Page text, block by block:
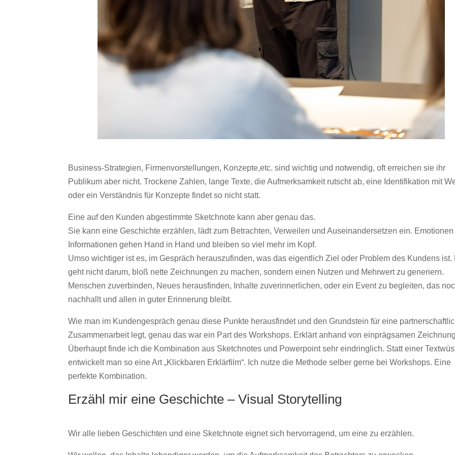
Business-Strategien, Firmenvorstellungen, Konzepte,etc. sind wichtig und notwendig, oft erreichen sie ihr
Publikum aber nicht. Trockene Zahlen, lange Texte, die Aufmerksamkeit rutscht ab, eine Identifikation mit
oder ein Verständnis für Konzepte findet so nicht statt.
Eine auf den Kunden abgestimmte Sketchnote kann aber genau das.
Sie kann eine Geschichte erzählen, lädt zum Betrachten, Verweilen und Auseinandersetzen ein. Emotionen
Informationen gehen Hand in Hand und bleiben so viel mehr im Kopf.
Umso wichtiger ist es, im Gespräch herauszufinden, was das eigentlich Ziel oder Problem des Kundens ist.
geht nicht darum, bloß nette Zeichnungen zu machen, sondern einen Nutzen und Mehrwert zu generiern.
Menschen zuverbinden, Neues herausfinden, Inhalte zuverinnerlichen, oder ein Event zu begleiten, das
nachhallt und allen in guter Erinnerung bleibt.
Wie man im Kundengespräch genau diese Punkte herausfindet und den Grundstein für eine
Zusammenarbeit legt, genau das war ein Part des Workshops. Erklärt anhand von einprägsamen
Überhaupt finde ich die Kombination aus Sketchnotes und Powerpoint sehr eindringlich. Statt einer
entwickelt man so eine Art „Klickbaren Erklärfilm“. Ich nutze die Methode selber gerne bei Workshops. Eine
perfekte Kombination.
Erzähl mir eine Geschichte – Visual Storytelling
Wir alle lieben Geschichten und eine Sketchnote eignet sich hervorragend, um eine zu erzählen.